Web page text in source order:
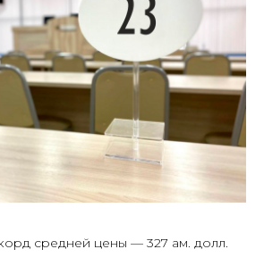
средней цены — 327 ам. долл.